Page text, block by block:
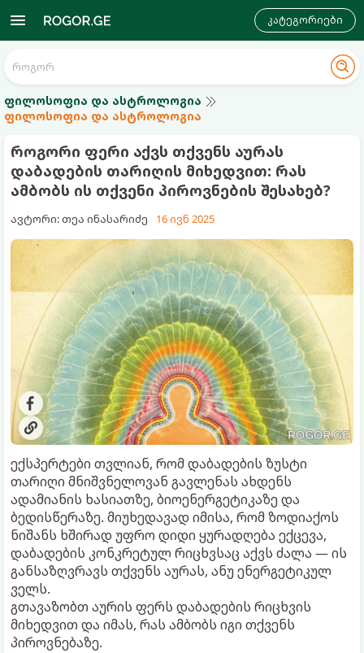
კატეგორიები
ფილოსოფია და ასტროლოგია
ფილოსოფია და ასტროლოგია
როგორი ფერი აქვს თქვენს აურას
დაბადების თარიღის მიხედვით: რას
ამბობს ის თქვენი პიროვნების შესახებ?
ავტორი: თეა ინასარიძე 16 ივნ 2025
ექსპერტები თვლიან, რომ დაბადების ზუსტი
თარიღი მნიშვნელოვან გავლენას ახდენს
ადამიანის ხასიათზე, ბიოენერგეტიკაზე და
ბედისწერაზე. მიუხედავად იმისა, რომ ზოდიაქოს
ნიშანს ხშირად უფრო დიდი ყურადღება ექცევა,
დაბადების კონკრეტულ რიცხვსაც აქვს ძალა — ის
განსაზღვრავს თქვენს აურას, ანუ ენერგეტიკულ
ველს.
გთავაზობთ აურის ფერს დაბადების რიცხვის
მიხედვით და იმას, რას ამბობს იგი თქვენს
პიროვნებაზე.